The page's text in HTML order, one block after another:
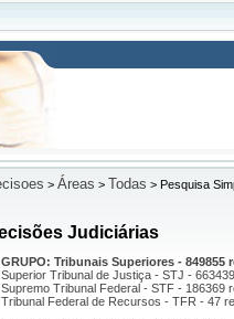
> Áreas > Todas > Pesquisa
Judiciárias
GRUPO: Tribunais Superiores - 849855
Superior Tribunal de Justiça - STJ -
Supremo Tribunal Federal - STF - 186369
Tribunal Federal de Recursos - TFR - 47